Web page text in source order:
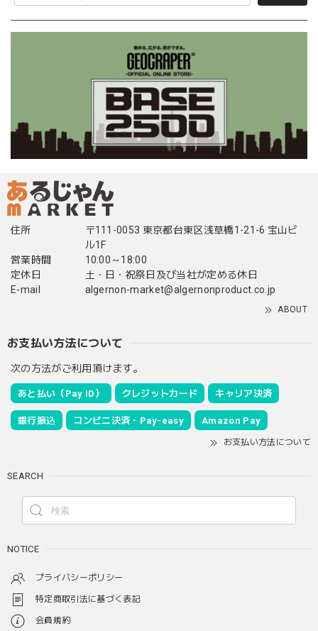
住所
〒111-0053 東京都台東区浅草橋1-21-6 宝山ビ
ル1F
営業時間
10:00～18:00
定休日
土・日・祝祭日及び当社が定める休日
E-mail
algernon-market@algernonproduct.co.jp
ABOUT
お支払い方法について
次の方法がご利用頂けます。
あと払い（Pay ID） クレジットカード キャリア決済
銀行振込 コンビニ決済・Pay-easy Amazon Pay
お支払い方法について
SEARCH
NOTICE
プライバシーポリシー
特定商取引法に基づく表記
会員規約